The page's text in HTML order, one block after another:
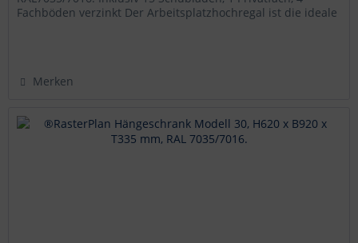
Fachböden verzinkt Der Arbeitsplatzhochregal ist die ideale
Merken